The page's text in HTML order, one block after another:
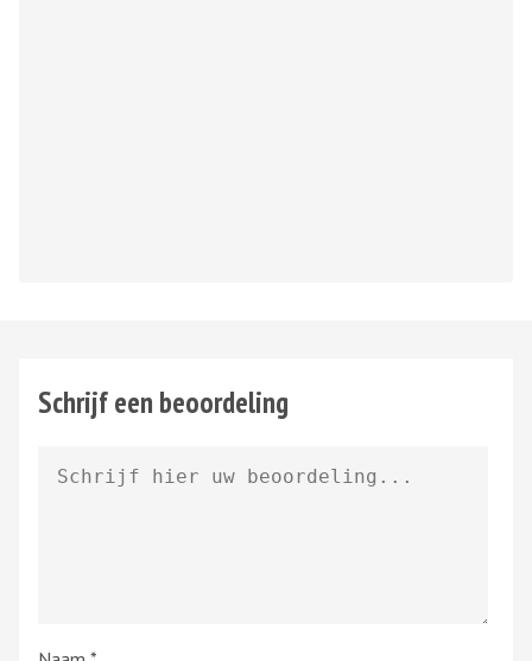
Schrijf een beoordeling